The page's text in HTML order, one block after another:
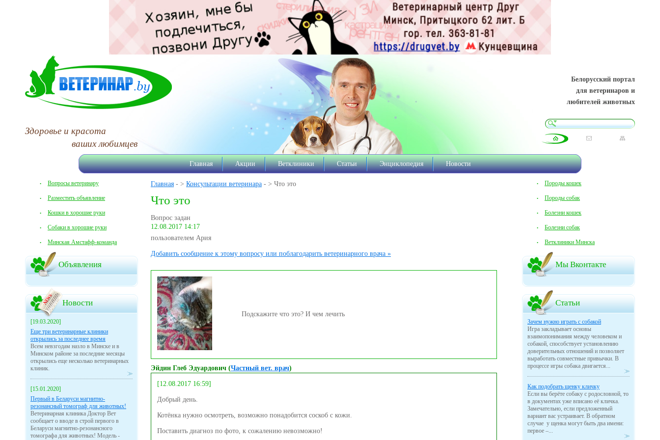
Здоровье и красота
ваших любимцев
Белорусский портал
для ветеринаров и
любителей животных
Главная Акции Ветклиники Статьи Энциклопедия Новости
Вопросы ветеринару
Разместить объявление
Кошки в хорошие руки
Собаки в хорошие руки
Минская Амстафф-команда
Объявления
Новости
[19.03.2020]
Еще три ветеринарные клиники
открылись за последнее время
Всем невзгодам назло в Минске и в
Минском районе за последние месяцы
открылись еще несколько ветеринарных
клиник.
[15.01.2020]
Первый в Беларуси магнитно-
резонансный томограф для животных!
Ветеринарная клиника Доктор Вет
сообщает о вводе в строй первого в
Беларуси магнитно-резонансного
томографа для животных! Модель -
Породы кошек
Породы собак
Болезни кошек
Болезни собак
Ветклиники Минска
Мы Вконтакте
Статьи
Зачем нужно играть с собакой
Игра закладывает основы
взаимопонимания между человеком и
собакой, способствует установлению
доверительных отношений и позволяет
выработать совместные привычки. В
процессе игры собака двигается...
Как подобрать щенку кличку
Если вы берёте собаку с родословной, то
в документах уже вписано её кличка.
Замечательно, если предложенный
вариант вас устраивает. В обратном
случае у щенка могут быть два имени:
первое –...
Главная - > Консультации ветеринара - > Что это
Что это
Вопрос задан
12.08.2017 14:17
пользователем Ария
Добавить сообщение к этому вопросу или поблагодарить ветеринарного врача »
Подскажите что это? И чем лечить
Эйдин Глеб Эдуардович (Частный вет. врач)
[12.08.2017 16:59]
Добрый день.
Котёнка нужно осмотреть, возможно понадобится соскоб с кожи.
Поставить диагноз по фото, к сожалению невозможно!